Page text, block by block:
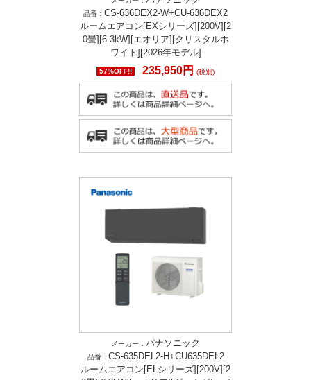
品番： CS-636DEX2-W+CU-636DEX2
ルームエアコン[EXシリーズ][200V][2
0畳][6.3kW][エオリア][クリスタルホ
ワイト][2026年モデル]
57%OFF!! 235,950円 (税別)
メーカー： パナソニック
品番： CS-635DEL2-H+CU635DEL2
ルームエアコン[ELシリーズ][200V][2